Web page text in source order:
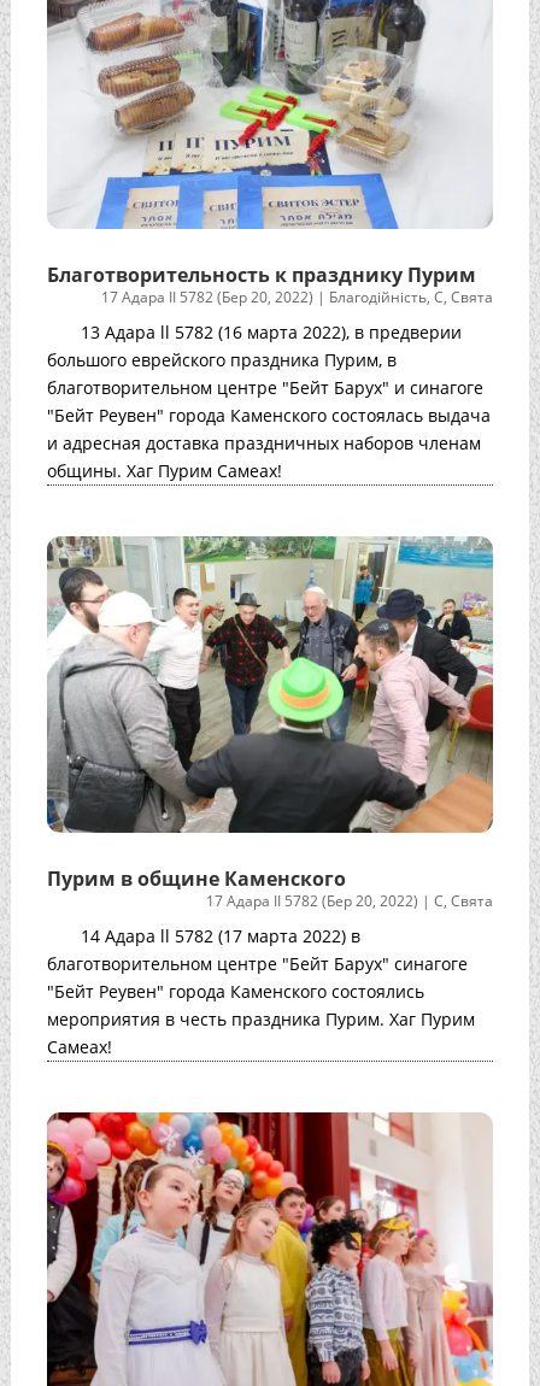
Благотворительность к празднику Пурим
17 Адара II 5782 (Бер 20, 2022) | Благодійність,С,Свята
13 Адара ll 5782 (16 марта 2022), в предверии
большого еврейского праздника Пурим, в
благотворительном центре "Бейт Барух" и синагоге
"Бейт Реувен" города Каменского состоялась выдача
и адресная доставка праздничных наборов членам
общины. Хаг Пурим Самеах!
Пурим в общине Каменского
17 Адара II 5782 (Бер 20, 2022) |С,Свята
14 Адара ll 5782 (17 марта 2022) в
благотворительном центре "Бейт Барух" синагоге
"Бейт Реувен" города Каменского состоялись
мероприятия в честь праздника Пурим. Хаг Пурим
Самеах!